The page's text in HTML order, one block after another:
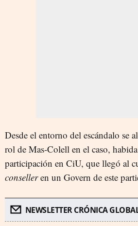
Desde el entorno del escándalo se
rol de Mas-Colell en el caso,
participación en CiU, que llegó al
conselleren un Govern de este
NEWSLETTER CRÓNICA